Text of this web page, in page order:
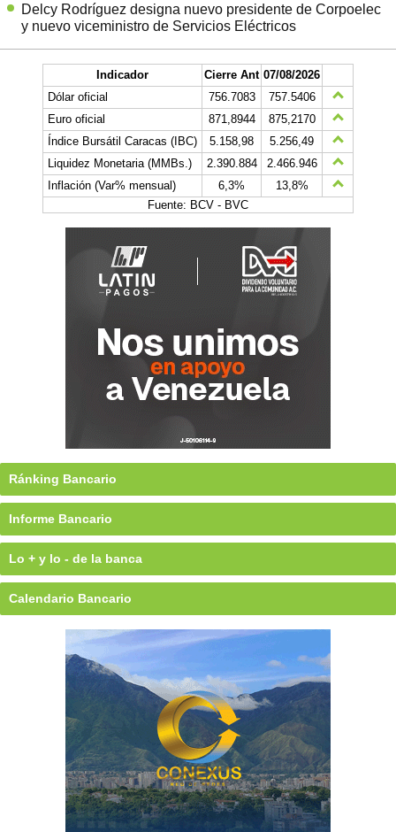
Delcy Rodríguez designa nuevo presidente de Corpoelec
y nuevo viceministro de Servicios Eléctricos
Indicador Cierre Ant 07/08/2026
Dólar oficial
756.7083
757.5406
Euro oficial
871,8944
875,2170
Índice Bursátil Caracas (IBC)
5.158,98
5.256,49
Liquidez Monetaria (MMBs.)
2.390.884
2.466.946
Inflación (Var% mensual)
6,3%
13,8%
Fuente: BCV - BVC
Ránking Bancario
Informe Bancario
Lo + y lo - de la banca
Calendario Bancario